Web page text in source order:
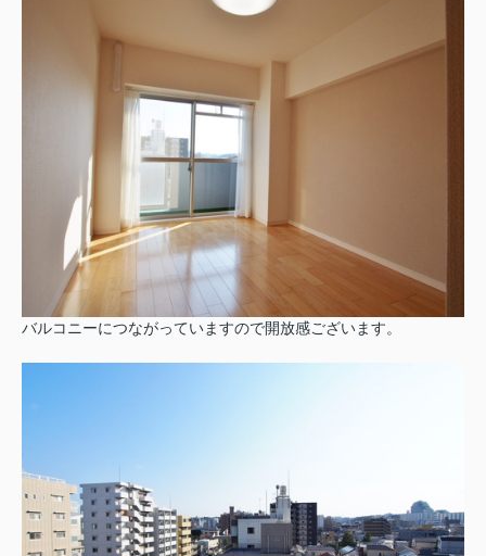
バルコニーにつながっていますので開放感ございます。